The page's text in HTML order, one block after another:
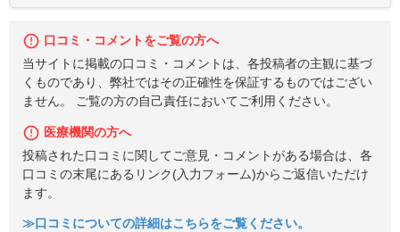
口コミ・コメントをご覧の方へ
当サイトに掲載の口コミ・コメントは、各投稿者の主観に基づ
くものであり、弊社ではその正確性を保証するものではござい
ません。 ご覧の方の自己責任においてご利用ください。
医療機関の方へ
投稿された口コミに関してご意見・コメントがある場合は、各
口コミの末尾にあるリンク(入力フォーム)からご返信いただけ
ます。
≫口コミについての詳細はこちらをご覧ください。